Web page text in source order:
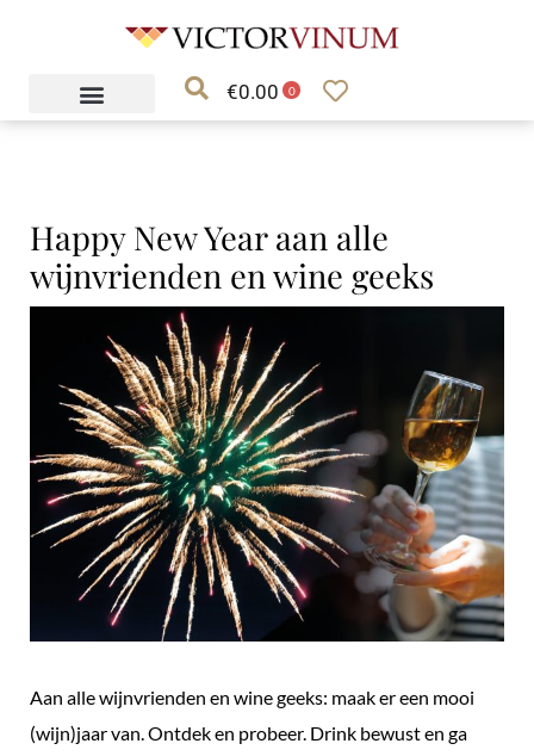
€0.00 0
Happy New Year aan alle
wijnvrienden en wine geeks
Aan alle wijnvrienden en wine geeks: maak er een mooi
(wijn)jaar van. Ontdek en probeer. Drink bewust en ga